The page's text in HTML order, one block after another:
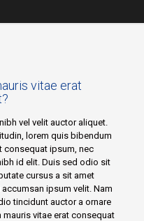
vitae erat
vel velit auctor aliquet.
lorem quis bibendum
consequat ipsum, nec
id elit. Duis sed odio sit
cursus a sit amet
ipsum velit. Nam
tincidunt auctor a ornare
mauris vitae erat consequat